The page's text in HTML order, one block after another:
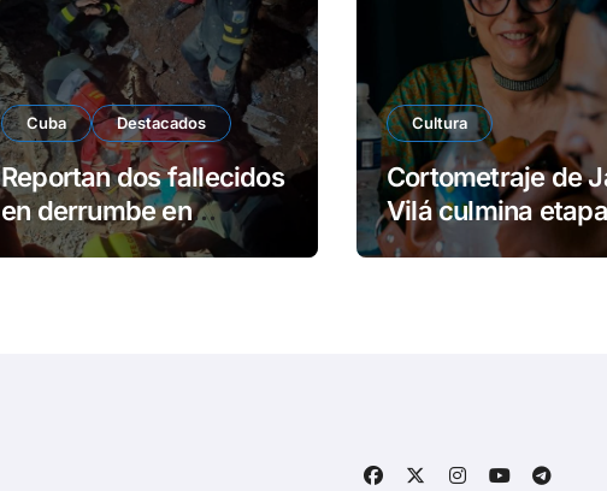
Cuba Destacados
Reportan dos fallecidos
en derrumbe en
Remedios
Cultura
Cortometraje de
Vilá culmina
rodaje en Cuba